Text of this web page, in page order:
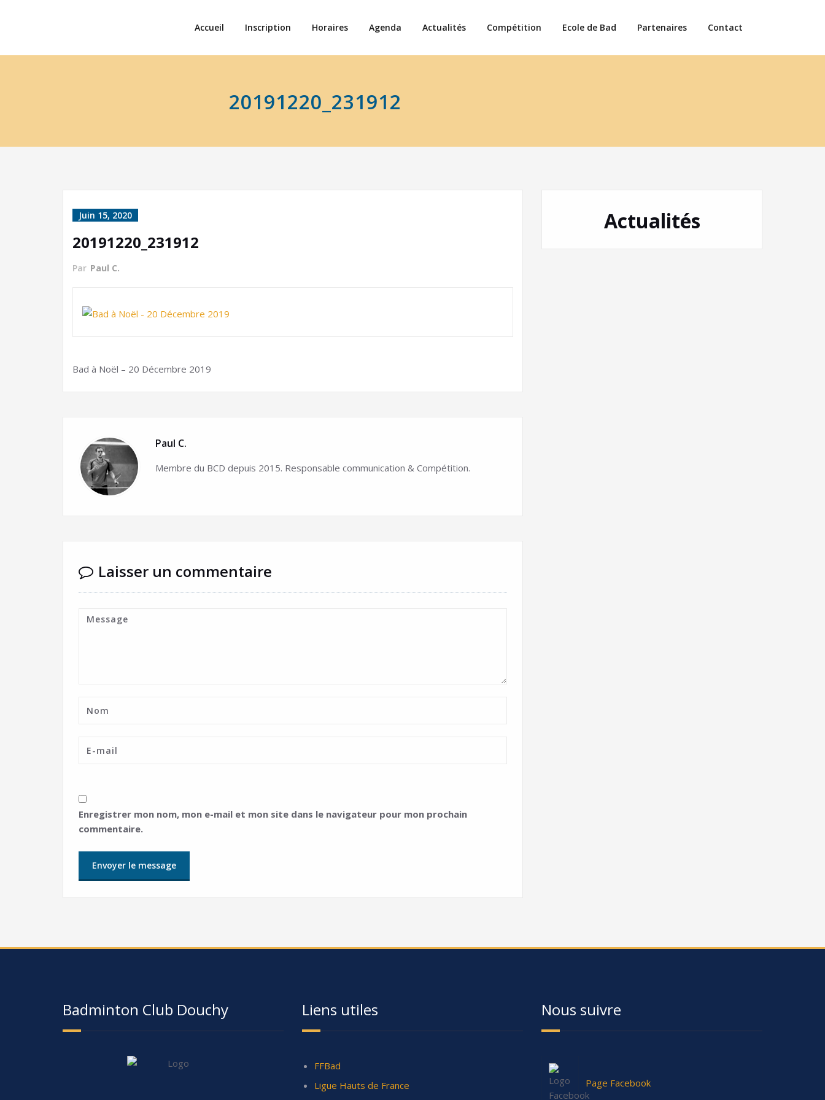
Accueil Inscription Horaires Agenda Actualités Compétition Ecole de Bad Partenaires Contact
20191220_231912
Juin 15, 2020
20191220_231912
Par Paul C.
Bad à Noël – 20 Décembre 2019
Paul C.
Membre du BCD depuis 2015. Responsable communication & Compétition.
Laisser un commentaire
Enregistrer mon nom, mon e-mail et mon site dans le navigateur pour mon prochain
commentaire.
Actualités
Badminton Club Douchy Liens utiles
FFBad
Ligue Hauts de France
Nous suivre
Page Facebook